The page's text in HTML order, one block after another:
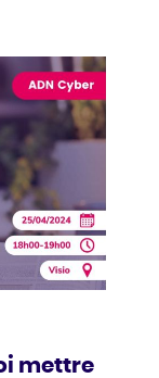
mettre